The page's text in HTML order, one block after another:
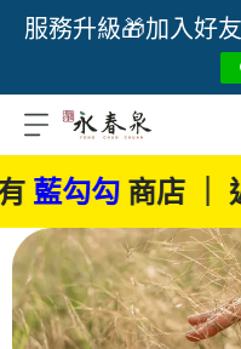
服務升級🎁加入好
店 ｜ 近期詐騙